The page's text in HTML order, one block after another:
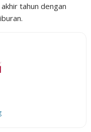
tahun dengan